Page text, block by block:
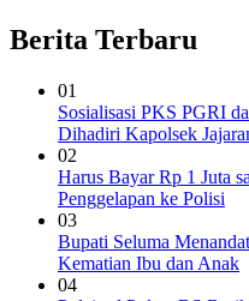
Berita Terbaru
01
Sosialisasi PKS PGRI
Dihadiri Kapolsek
02
Harus Bayar Rp 1 Juta
Penggelapan ke Polisi
03
Bupati Seluma
Kematian Ibu dan Anak
04